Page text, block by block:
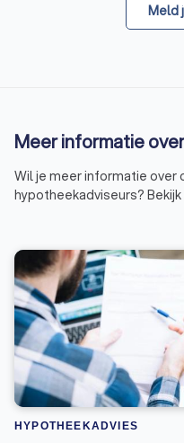
Meld
Meer informatie
Wil je meer informatie over
hypotheekadviseurs?
HYPOTHEEKADVIES